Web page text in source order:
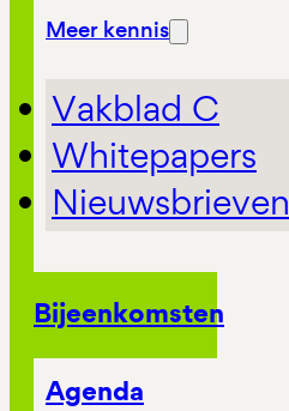
Meer kennis
Vakblad C
Whitepapers
Nieuwsbrieven
Bijeenkomsten
Agenda